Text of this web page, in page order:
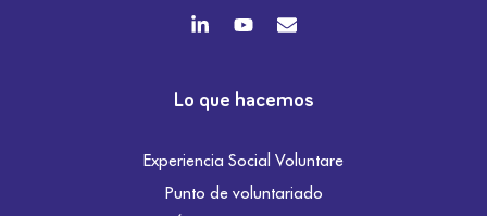
Lo que hacemos
Experiencia Social Voluntare
Punto de voluntariado